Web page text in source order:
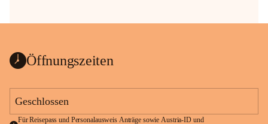
Öffnungszeiten
Geschlossen
Für Reisepass und Personalausweis Anträge sowie Austria-ID und